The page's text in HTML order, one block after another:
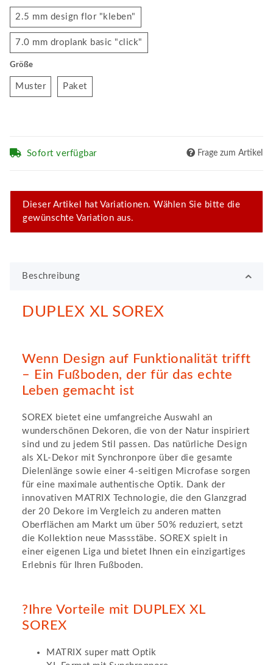
2.5 mm design flor "kleben"
7.0 mm droplank basic "click"
Größe
MusterMusterPaketPaket
Sofort verfügbar Frage zum Artikel
x
Dieser Artikel hat Variationen. Wählen Sie bitte die
gewünschte Variation aus.
Beschreibung
DUPLEX XL SOREX
Wenn Design auf Funktionalität trifft
– Ein Fußboden, der für das echte
Leben gemacht ist
SOREX bietet eine umfangreiche Auswahl an
wunderschönen Dekoren, die von der Natur inspiriert
sind und zu jedem Stil passen. Das natürliche Design
als XL-Dekor mit Synchronpore über die gesamte
Dielenlänge sowie einer 4-seitigen Microfase sorgen
für eine maximale authentische Optik. Dank der
innovativen MATRIX Technologie, die den Glanzgrad
der 20 Dekore im Vergleich zu anderen matten
Oberflächen am Markt um über 50% reduziert, setzt
die Kollektion neue Massstäbe. SOREX spielt in
einer eigenen Liga und bietet Ihnen ein einzigartiges
Erlebnis für Ihren Fußboden.
?Ihre Vorteile mit DUPLEX XL
SOREX
MATRIX super matt Optik